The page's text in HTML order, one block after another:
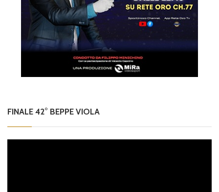
FINALE 42° BEPPE VIOLA